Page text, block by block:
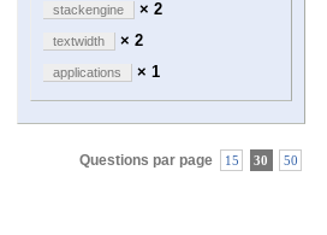
stackengine × 2
textwidth × 2
applications × 1
Questions par page 15 30 50